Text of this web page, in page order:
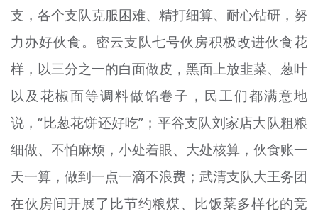
支，各个支队克服困难、精打细算、耐心钻研，努
力办好伙食。密云支队七号伙房积极改进伙食花
样，以三分之一的白面做皮，黑面上放韭菜、葱叶
以及花椒面等调料做馅卷子，民工们都满意地
说，“比葱花饼还好吃”；平谷支队刘家店大队粗粮
细做、不怕麻烦，小处着眼、大处核算，伙食账一
天一算，做到一点一滴不浪费；武清支队大王务团
在伙房间开展了比节约粮煤、比饭菜多样化的竞